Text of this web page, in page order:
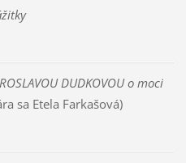
DUDKOVOU o moci
sa Etela Farkašová)